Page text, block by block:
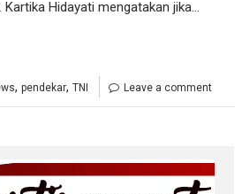
Kartika Hidayati mengatakan jika…
,pendekar,TNI Leave a comment